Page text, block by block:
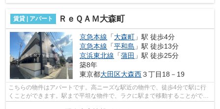
賃貸 | アパート ＲｅＱＡＭ大森町
京急本線 「大森町 」駅 徒歩4分
京急本線 「平和島 」駅 徒歩13分
京浜東北線 「蒲田 」駅 徒歩25分
築8年
東京都大田区大森西３丁目18－19
こちらの物件はアパートです。高ニーズな駅近の物件で、徒歩4分で駅に行
くことができます。駅まで平坦な物件で、ラクに駅まで移動することができ